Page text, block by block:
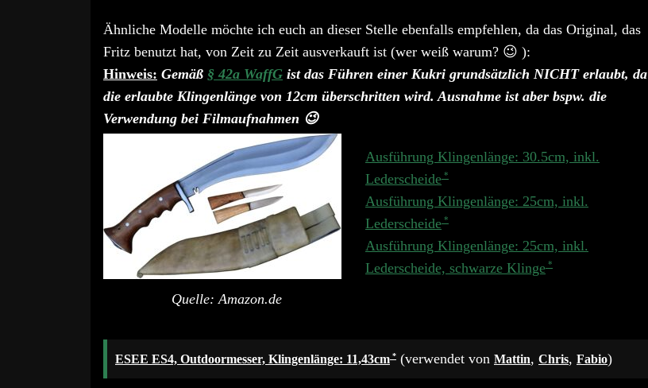
Ähnliche Modelle möchte ich euch an dieser Stelle ebenfalls empfehlen, da das Original, das
Fritz benutzt hat, von Zeit zu Zeit ausverkauft ist (wer weiß warum? 😉 ):
Hinweis: Gemäß § 42a WaffG ist das Führen einer Kukri grundsätzlich NICHT erlaubt, da
die erlaubte Klingenlänge von 12cm überschritten wird. Ausnahme ist aber bspw. die
Verwendung bei Filmaufnahmen 😉
Quelle: Amazon.de
Ausführung Klingenlänge: 30.5cm, inkl.
Lederscheide
Ausführung Klingenlänge: 25cm, inkl.
Lederscheide
Ausführung Klingenlänge: 25cm, inkl.
Lederscheide, schwarze Klinge
ESEE ES4, Outdoormesser, Klingenlänge: 11,43cm (verwendet von Mattin, Chris, Fabio)